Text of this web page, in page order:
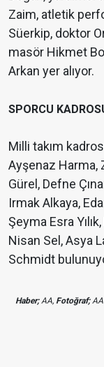
Zaim, atletik
Süerkip, doktor
masör Hikmet
Arkan yer alıyor.
SPORCU
Milli takım
Ayşenaz Harma,
Gürel, Defne
Irmak Alkaya,
Şeyma Esra
Nisan Sel, Asya
Schmidt
Haber;AA, Fotoğraf;AA